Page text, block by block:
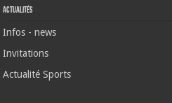
Actualités
Infos - news
Invitations
Actualité Sports